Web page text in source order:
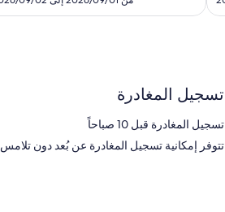
523
تسجيل المغادرة
تسجيل المغادرة قبل 10 صباحاً
تتوفر إمكانية تسجيل المغادرة عن بُعد دون تلامس